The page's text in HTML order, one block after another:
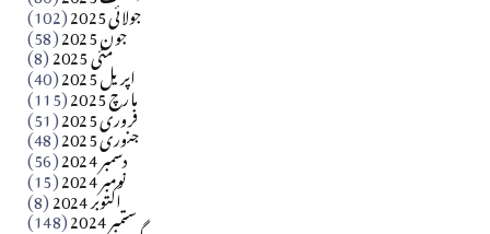
آزاد کشمیر جیسے احتجاج کی ضرورت ہے؟ از،،، ظہیرالدین
جولائی 2025 (102) جون 2025 (58) مئی 2025 (8) اپریل 2025 (40) مارچ 2025 (115) فروری 2025 (51) جنوری 2025 (48) دسمبر 2024 (56) نومبر 2024 (15) اکتوبر 2024 (8) ستمبر 2024 (148)